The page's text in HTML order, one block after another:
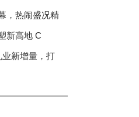
，热闹盛况精
新高地 C
新增量，打